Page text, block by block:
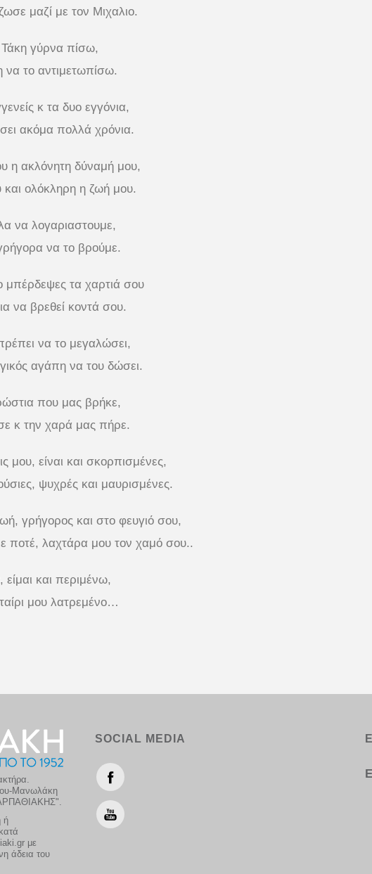
μαζί με τον Μιχαλιο.
γύρνα πίσω,
το αντιμετωπίσω.
κ τα δυο εγγόνια,
ακόμα πολλά χρόνια.
η ακλόνητη δύναμή μου,
ολόκληρη η ζωή μου.
να λογαριαστουμε,
να το βρούμε.
τα χαρτιά σου
να βρεθεί κοντά σου.
να το μεγαλώσει,
αγάπη να του δώσει.
που μας βρήκε,
κ την χαρά μας πήρε.
μου, είναι και σκορπισμένες,
ψυχρές και μαυρισμένες.
γρήγορος και στο φευγιό σου,
ποτέ, λαχτάρα μου τον χαμό σου..
είμαι και περιμένω,
μου λατρεμένο…
Μανωλάκη
ή
με
άδεια του
SOCIAL MEDIA